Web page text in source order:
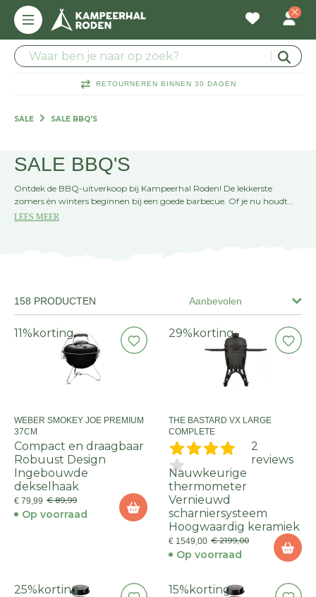
RETOURNEREN BINNEN 30 DAGEN
SALE SALE BBQ'S
SALE BBQ'S
Ontdek de BBQ-uitverkoop bij Kampeerhal Roden! De lekkerste
zomers én winters beginnen bij een goede barbecue. Of je nu houdt
van slow cooking, grillen op houtskool of het gemak van gas, bij ons
LEES MEER
Aanbevolen
158 PRODUCTEN
11% korting
WEBER SMOKEY JOE PREMIUM
37CM
Compact en draagbaar
Robuust Design
Ingebouwde
dekselhaak
€ 79,99 € 89,99
Op voorraad
29% korting
THE BASTARD VX LARGE
COMPLETE
2
reviews
Nauwkeurige
thermometer
Vernieuwd
scharniersysteem
Hoogwaardig keramiek
€ 1549,00 € 2199,00
Op voorraad
25% korting 15% korting